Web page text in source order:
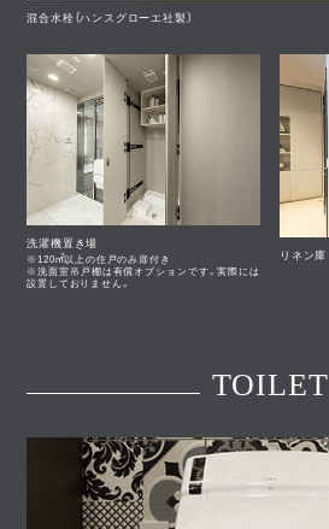
混合水栓〔ハンスグローエ社製〕
洗濯機置き場
※120m2 以上の住戸のみ扉付き
※洗面室吊戸棚は有償オプションです。実際には
設置しておりません。
リネン庫
TOILET